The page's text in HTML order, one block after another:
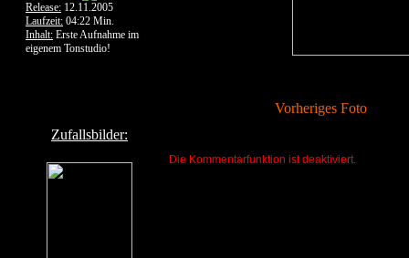
Release: 12.11.2005
Laufzeit: 04:22 Min.
Inhalt: Erste Aufnahme im
eigenem Tonstudio!
Zufallsbilder:
Vorheriges Foto
Die Kommentarfunktion ist deaktiviert.